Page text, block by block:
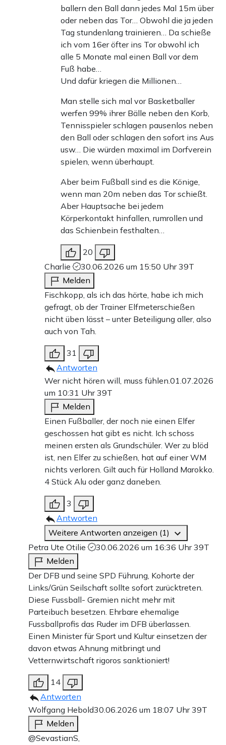
ballern den Ball dann jedes Mal 15m über
oder neben das Tor… Obwohl die ja jeden
Tag stundenlang trainieren… Da schieße
ich vom 16er öfter ins Tor obwohl ich
alle 5 Monate mal einen Ball vor dem
Fuß habe…
Und dafür kriegen die Millionen…
Man stelle sich mal vor Basketballer
werfen 99% ihrer Bälle neben den Korb,
Tennisspieler schlagen pausenlos neben
den Ball oder schlagen den sofort ins Aus
usw… Die würden maximal im Dorfverein
spielen, wenn überhaupt.
Aber beim Fußball sind es die Könige,
wenn man 20m neben das Tor schießt.
Aber Hauptsache bei jedem
Körperkontakt hinfallen, rumrollen und
das Schienbein festhalten…
20
Charlie
30.06.2026 um 15:50 Uhr39T
Melden
Fischkopp, als ich das hörte, habe ich mich
gefragt, ob der Trainer Elfmeterschießen
nicht üben lässt – unter Beteiligung aller, also
auch von Tah.
31
Antworten
Wer nicht hören will, muss fühlen.01.07.2026
um 10:31 Uhr39T
Melden
Einen Fußballer, der noch nie einen Elfer
geschossen hat gibt es nicht. Ich schoss
meinen ersten als Grundschüler. Wer zu blöd
ist, nen Elfer zu schießen, hat auf einer WM
nichts verloren. Gilt auch für Holland Marokko.
4 Stück Alu oder ganz daneben.
3
Antworten
Weitere Antworten anzeigen (1)
Petra Ute Otilie
30.06.2026 um 16:36 Uhr39T
Melden
Der DFB und seine SPD Führung, Kohorte der
Links/Grün Seilschaft sollte sofort zurücktreten.
Diese Fussball- Gremien nicht mehr mit
Parteibuch besetzen. Ehrbare ehemalige
Fussballprofis das Ruder im DFB überlassen.
Einen Minister für Sport und Kultur einsetzen der
davon etwas Ahnung mitbringt und
Vetternwirtschaft rigoros sanktioniert!
14
Antworten
Wolfgang Hebold30.06.2026 um 18:07 Uhr39T
Melden
@SevastianS,